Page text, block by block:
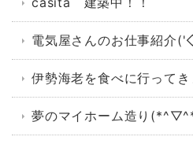
電気屋さんのお仕事紹介
伊勢海老を食べに行ってき
夢のマイホーム造り